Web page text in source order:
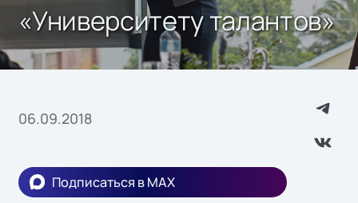
«Университету талантов»
06.09.2018
Подписаться в MAX